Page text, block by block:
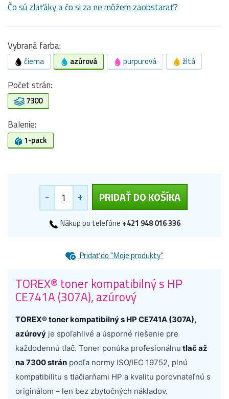
Čo sú zlaťáky a čo si za ne môžem zaobstarať?
Vybraná farba:
čierna azúrová purpurová žltá
Počet strán:
7300
Balenie:
1-pack
- + PRIDAŤ DO KOŠÍKA
Nákup po telefóne +421 948 016 336
Pridať do “Moje produkty”
TOREX® toner kompatibilný s HP
CE741A (307A), azúrový
TOREX® toner kompatibilný s HP CE741A (307A),
azúrový je spoľahlivé a úsporné riešenie pre
každodennú tlač. Toner ponúka profesionálnu tlač až
na 7300 strán podľa normy ISO/IEC 19752, plnú
kompatibilitu s tlačiarňami HP a kvalitu porovnateľnú s
originálom – len bez zbytočných nákladov.